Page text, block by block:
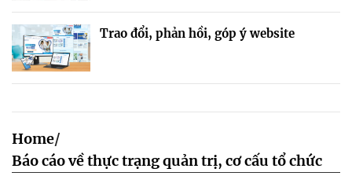
Trao đổi, phản hồi, góp ý website
Home/
Báo cáo về thực trạng quản trị, cơ cấu tổ chức